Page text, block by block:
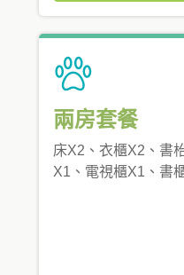
兩房套餐
床X2、衣櫃X2、書
X1、電視櫃X1、書